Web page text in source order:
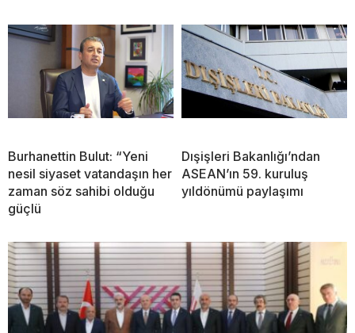
Burhanettin Bulut: “Yeni
nesil siyaset vatandaşın her
zaman söz sahibi olduğu
güçlü
Dışişleri Bakanlığı’ndan
ASEAN’ın 59. kuruluş
yıldönümü paylaşımı